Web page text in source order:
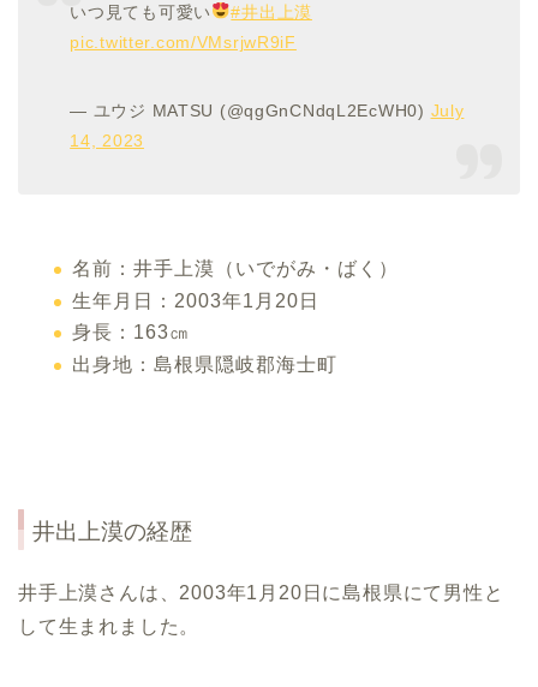
いつ見ても可愛い
#井出上漠
pic.twitter.com/VMsrjwR9iF
— ユウジ MATSU (@qgGnCNdqL2EcWH0) July
14, 2023
名前：井手上漠（いでがみ・ばく）
生年月日：2003年1月20日
身長：163㎝
出身地：島根県隠岐郡海士町
井出上漠の経歴
井手上漠さんは、2003年1月20日に島根県にて男性と
して生まれました。